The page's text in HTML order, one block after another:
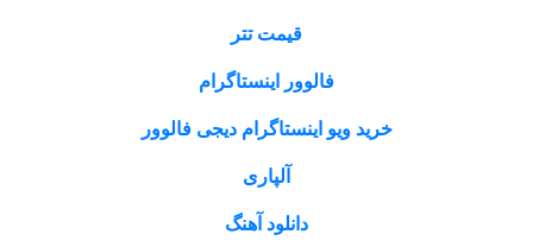
قیمت تتر
فالوور اینستاگرام
خرید ویو اینستاگرام دیجی فالوور
آلپاری
دانلود آهنگ